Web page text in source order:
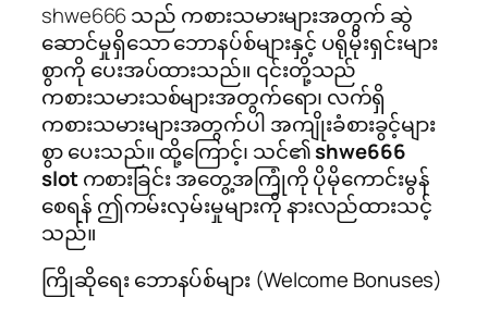
shwe666 သည် ကစားသမားများအတွက် ဆွဲ
ဆောင်မှုရှိသော ဘောနပ်စ်များနှင့် ပရိုမိုးရှင်းများ
စွာကို ပေးအပ်ထားသည်။ ၎င်းတို့သည်
ကစားသမားသစ်များအတွက်ရော၊ လက်ရှိ
ကစားသမားများအတွက်ပါ အကျိုးခံစားခွင့်များ
စွာ ပေးသည်။ ထို့ကြောင့်၊ သင်၏shwe666
slotကစားခြင်း အတွေ့အကြုံကို ပိုမိုကောင်းမွန်
စေရန် ဤကမ်းလှမ်းမှုများကို နားလည်ထားသင့်
သည်။
ကြိုဆိုရေး ဘောနပ်စ်များ (Welcome Bonuses)